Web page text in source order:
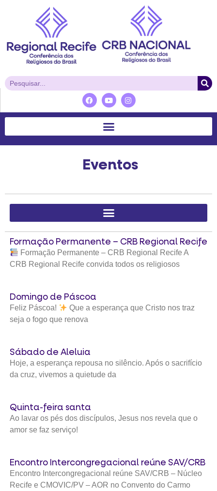
Eventos
Formação Permanente – CRB Regional Recife
Formação Permanente – CRB Regional Recife A
CRB Regional Recife convida todos os religiosos
Domingo de Páscoa
Feliz Páscoa!
Que a esperança que Cristo nos traz
seja o fogo que renova
Sábado de Aleluia
Hoje, a esperança repousa no silêncio. Após o sacrifício
da cruz, vivemos a quietude da
Quinta-feira santa
Ao lavar os pés dos discípulos, Jesus nos revela que o
amor se faz serviço!
Encontro Intercongregacional reúne SAV/CRB
Encontro Intercongregacional reúne SAV/CRB – Núcleo
Recife e CMOVIC/PV – AOR no Convento do Carmo